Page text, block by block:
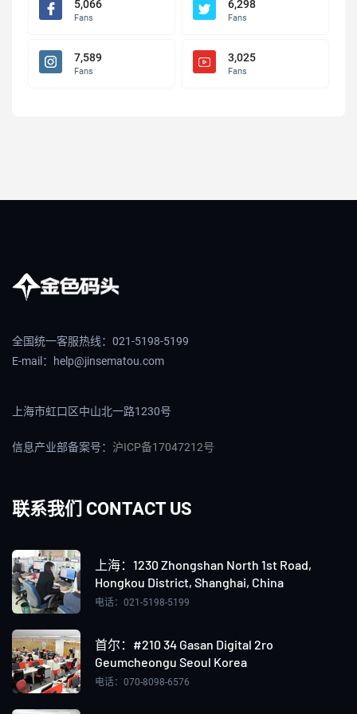
5,066
Fans
6,298
Fans
7,589
Fans
3,025
Fans
全国统一客服热线：021-5198-5199
E-mail：help@jinsematou.com
上海市虹口区中山北一路1230号
信息产业部备案号： 沪ICP备17047212号
联系我们 CONTACT US
上海：‌1230 Zhongshan North 1st Road,
Hongkou District, Shanghai, China
电话：021-5198-5199
首尔：#210 34 Gasan Digital 2ro
Geumcheongu Seoul Korea
电话：070-8098-6576